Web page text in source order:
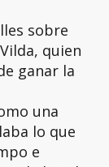
sobre
quien
ganar la
una
lo que
e